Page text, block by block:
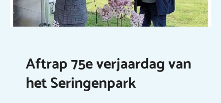
Aftrap 75e verjaardag van
het Seringenpark